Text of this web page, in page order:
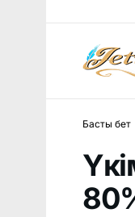
Басты бет